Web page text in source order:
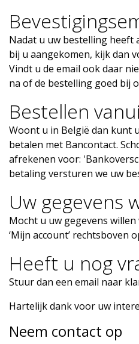
Nadat u uw bestelling heeft
bij u aangekomen, kijk dan
Vindt u de email ook daar
na of de bestelling goed bij
Bestellen
Woont u in België dan kunt
betalen met Bancontact.
afrekenen voor:
betaling versturen we uw
Uw gegevens
Mocht u uw gegevens
‘Mijn account’ rechtsboven
Heeft u nog
Stuur dan een email naar
Hartelijk dank voor uw
Neem contact op